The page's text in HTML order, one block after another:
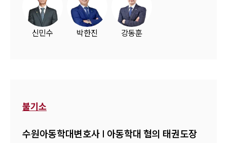
신민수 박한진 강동훈
불기소
수원아동학대변호사 | 아동학대 혐의 태권도장